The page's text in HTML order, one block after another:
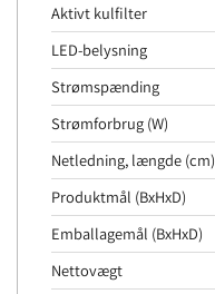
Aktivt kulfilter
LED-belysning
Strømspænding
Strømforbrug (W)
Netledning, længde (cm)
Produktmål (BxHxD)
Emballagemål (BxHxD)
Nettovægt